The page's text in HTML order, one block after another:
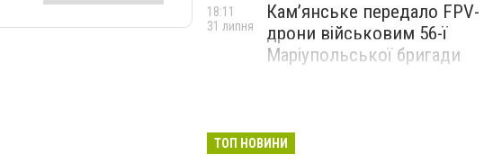
Кам’янське передало FPV-
дрони військовим 56-ї
Маріупольської бригади
18:11
31 липня
ТОП НОВИНИ